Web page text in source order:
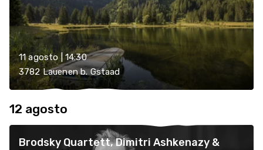
11 agosto | 14:30
3782 Lauenen b. Gstaad
12 agosto
Brodsky Quartett, Dimitri Ashkenazy &